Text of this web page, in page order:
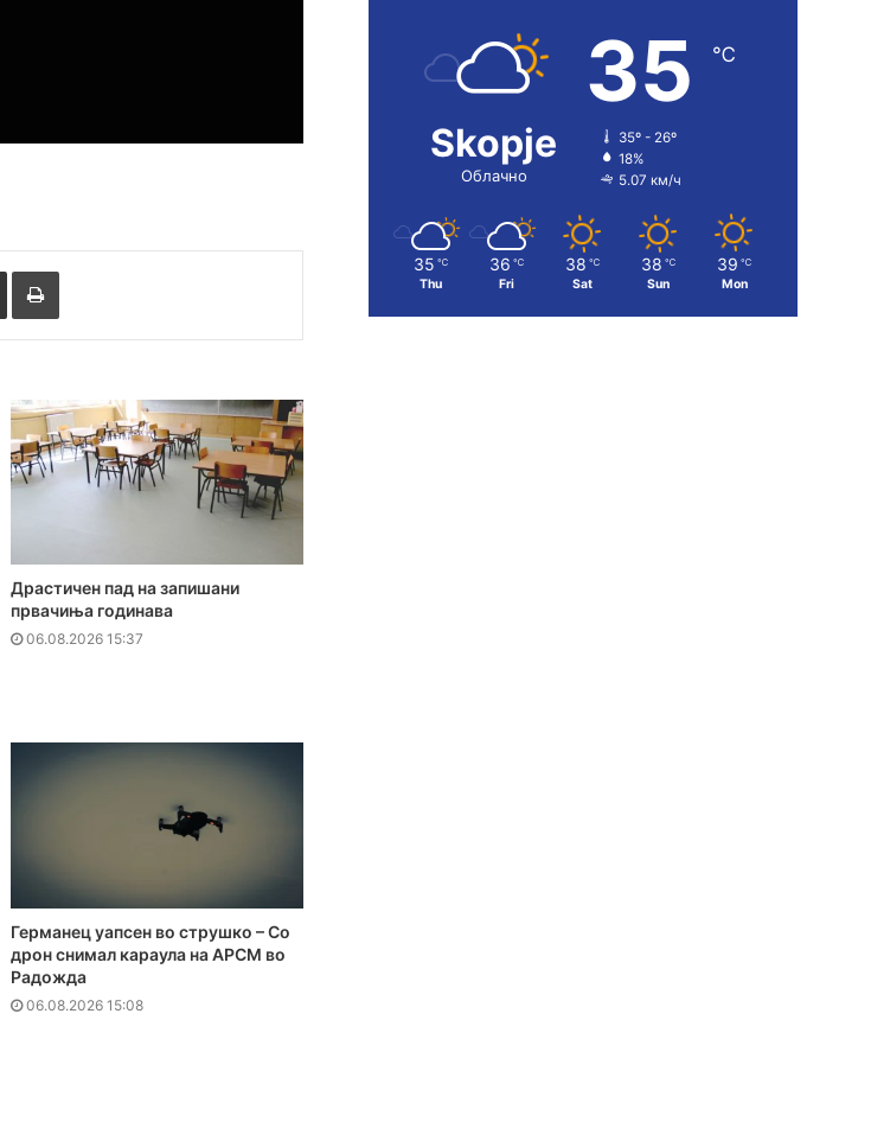
Сподели преку Е-маил Испринтај
Драстичен пад на запишани
првачиња годинава
06.08.2026 15:37
Германец уапсен во струшко – Со
дрон снимал караула на АРСМ во
Радожда
06.08.2026 15:08
Skopje
Облачно
35 ℃
35º - 26º
18%
5.07 км/ч
35 ℃
Thu
36 ℃
Fri
38 ℃
Sat
38 ℃
Sun
39 ℃
Mon